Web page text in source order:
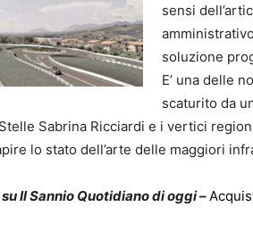
sensi
soluzione
E’ una delle
scaturito da
Sabrina Ricciardi e i vertici
lo stato dell’arte delle maggiori
Il Sannio Quotidiano di oggi –